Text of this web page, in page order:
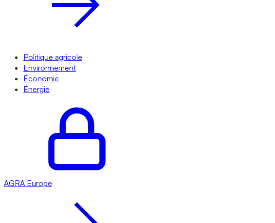
Politique agricole
Environnement
Économie
Énergie
AGRA Europe